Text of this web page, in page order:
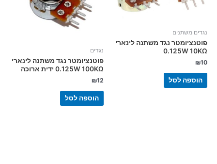
נגדים משתנים
פוטנציומטר נגד משתנה לינארי
0.125W 10KΩ
₪10
הוספה לסל
נגדים
פוטנציומטר נגד משתנה לינארי
0.125W 100KΩ ידית ארוכה
₪12
הוספה לסל